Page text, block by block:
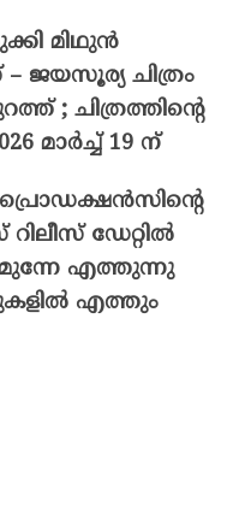
മിഥുൻ
ജയസൂര്യ ചിത്രം
; ചിത്രത്തിന്റെ
മാർച്ച് 19 ന്
ഡേറ്റിൽ
മുന്നേ എത്തുന്നു
എത്തും